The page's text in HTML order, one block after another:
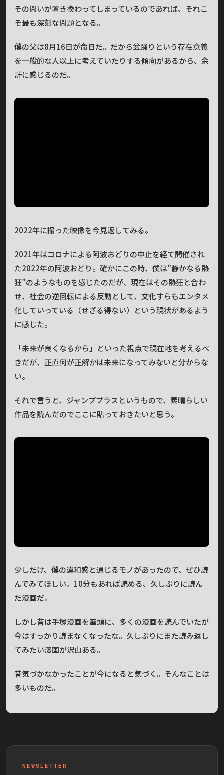
その問いが置き換わってしまっているのであれば、それこ
そ最も深刻な問題となる。
僕の父は8月16日が命日だ。だから盆踊りという存在意義
を一般的な人以上に考えていたりする傾向があるから、余
計に感じるのだ。
2022年に撮った映像を今見返してみる。
2021年はコロナによる阿波おどりの中止を経て開催され
た2022年の阿波おどり。確かにこの時、僕は”静かなる熱
狂”のようなものを感じたのだが、現在はその熱狂と合わ
せ、社会の逆回転による反動として、文化すらもエンタメ
化していっている（せざる得ない）という現状があるよう
に感じた。
「未来が良くなるから」といった視点で現在地を考えるべ
きだが、正直何が正解かは未来になってみないと分からな
い。
それで言うと、ジャンププラスというもので、素晴らしい
作品を読んだのでここに貼っておきたいと思う。
少しだけ、僕の違和感と通じるモノがあったので、ぜひ読
んでみてほしい。10分もあれば読める、久しぶりに読ん
だ漫画だ。
しかし昔は手塚漫画を筆頭に、多くの漫画を読んでいたが
今はすっかり読まなくなったな。久しぶりにまた読み返し
てみたい漫画が沢山ある。
昔気づかなかったことが今になると気づく。そんなことは
多いものだ。
NEWSLETTER